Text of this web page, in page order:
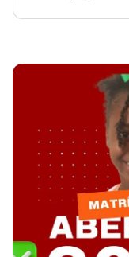
Galeria de imagem